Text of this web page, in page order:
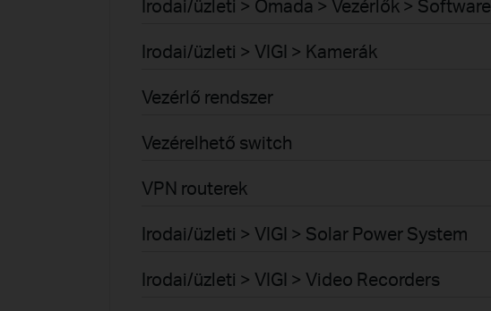
Irodai/üzleti > Omada > Vezérlők > Software
Irodai/üzleti > VIGI > Kamerák
Vezérlő rendszer
Vezérelhető switch
VPN routerek
Irodai/üzleti > VIGI > Solar Power System
Irodai/üzleti > VIGI > Video Recorders